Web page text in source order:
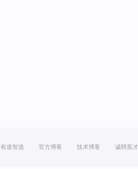
有道智选 官方博客 技术博客 诚聘英才